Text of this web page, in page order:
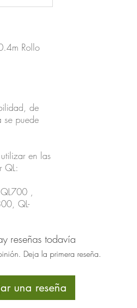
Rollo
de
se puede
en las
QL:
,
QL-
reseñas todavía
Deja la primera reseña.
una reseña